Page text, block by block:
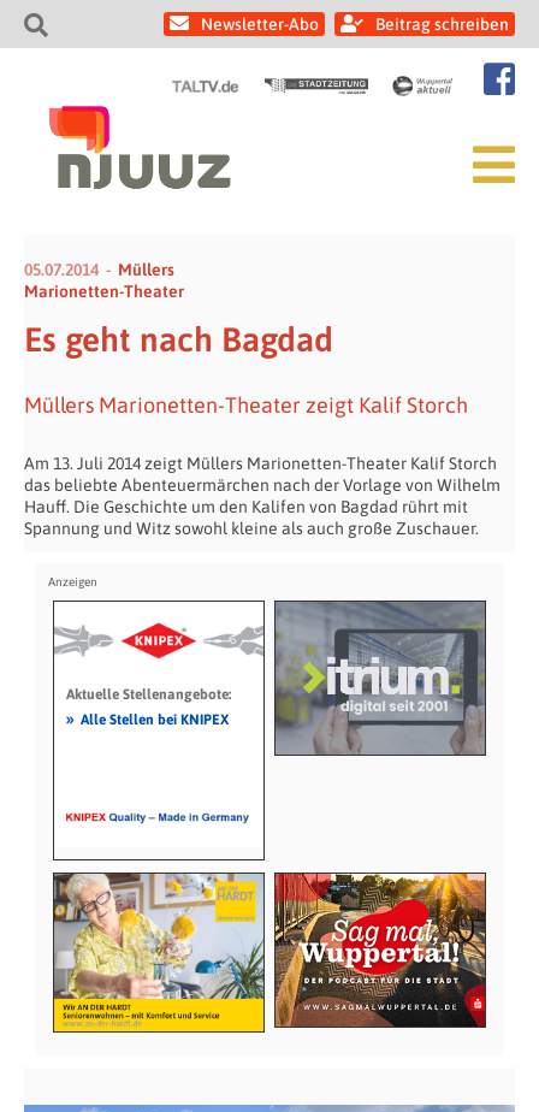
Newsletter-Abo Beitrag schreiben
05.07.2014
Müllers
Marionetten-Theater
Es geht nach Bagdad
Müllers Marionetten-Theater zeigt Kalif Storch
Am 13. Juli 2014 zeigt Müllers Marionetten-Theater Kalif Storch
das beliebte Abenteuermärchen nach der Vorlage von Wilhelm
Hauff. Die Geschichte um den Kalifen von Bagdad rührt mit
Spannung und Witz sowohl kleine als auch große Zuschauer.
Aktuelle Stellenangebote:
» Alle Stellen bei KNIPEX